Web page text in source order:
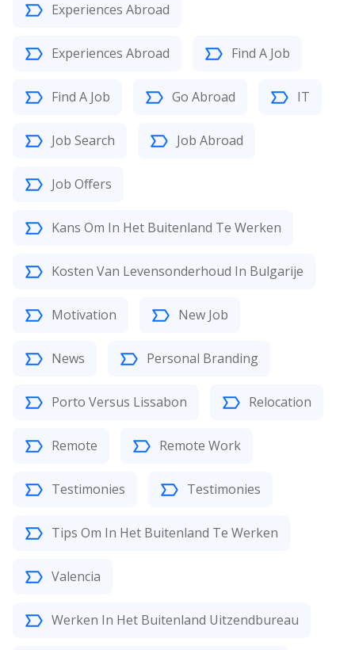
Experiences Abroad
Experiences Abroad Find A Job
Find A Job Go Abroad IT
Job Search Job Abroad
Job Offers
Kans Om In Het Buitenland Te Werken
Kosten Van Levensonderhoud In Bulgarije
Motivation New Job
News Personal Branding
Porto Versus Lissabon Relocation
Remote Remote Work
Testimonies Testimonies
Tips Om In Het Buitenland Te Werken
Valencia
Werken In Het Buitenland Uitzendbureau